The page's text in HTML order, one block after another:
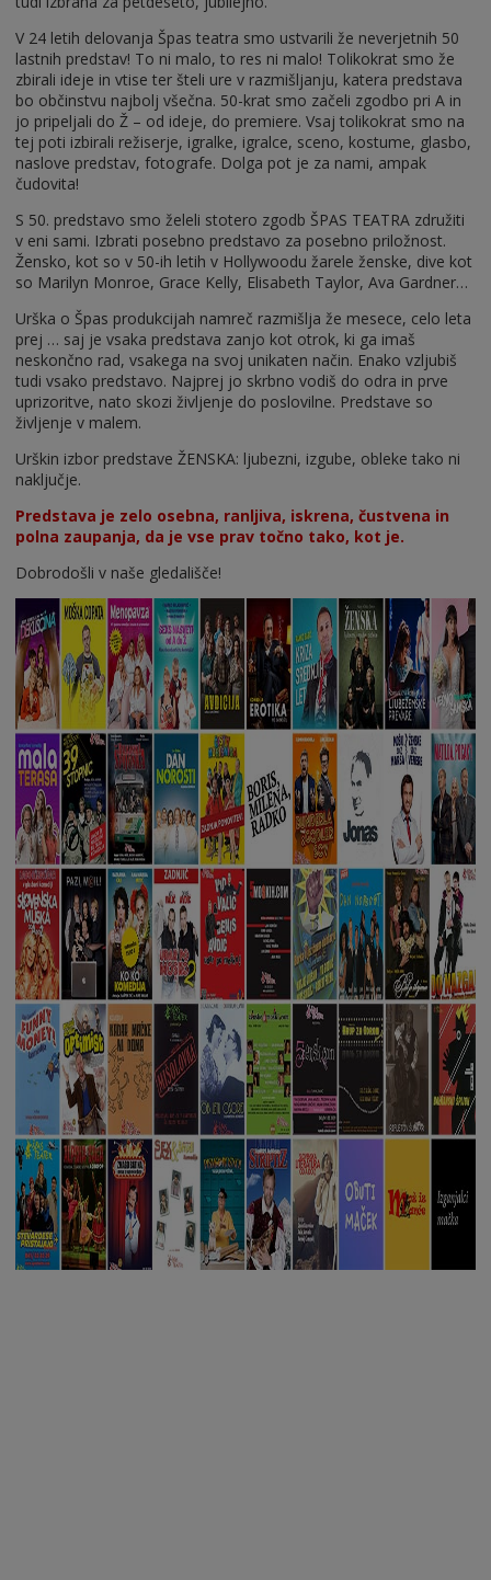
V 24 letih delovanja Špas teatra smo ustvarili že neverjetnih 50
lastnih predstav! To ni malo, to res ni malo! Tolikokrat smo že
zbirali ideje in vtise ter šteli ure v razmišljanju, katera predstava
bo občinstvu najbolj všečna. 50-krat smo začeli zgodbo pri A in
jo pripeljali do Ž – od ideje, do premiere. Vsaj tolikokrat smo na
tej poti izbirali režiserje, igralke, igralce, sceno, kostume, glasbo,
naslove predstav, fotografe. Dolga pot je za nami, ampak
čudovita!
S 50. predstavo smo želeli stotero zgodb ŠPAS TEATRA združiti
v eni sami. Izbrati posebno predstavo za posebno priložnost.
Žensko, kot so v 50-ih letih v Hollywoodu žarele ženske, dive kot
so Marilyn Monroe, Grace Kelly, Elisabeth Taylor, Ava Gardner…
Urška o Špas produkcijah namreč razmišlja že mesece, celo leta
prej … saj je vsaka predstava zanjo kot otrok, ki ga imaš
neskončno rad, vsakega na svoj unikaten način. Enako vzljubiš
tudi vsako predstavo. Najprej jo skrbno vodiš do odra in prve
uprizoritve, nato skozi življenje do poslovilne. Predstave so
življenje v malem.
Urškin izbor predstave ŽENSKA: ljubezni, izgube, obleke tako ni
naključje.
Predstava je zelo osebna, ranljiva, iskrena, čustvena in
polna zaupanja, da je vse prav točno tako, kot je.
Dobrodošli v naše gledališče!